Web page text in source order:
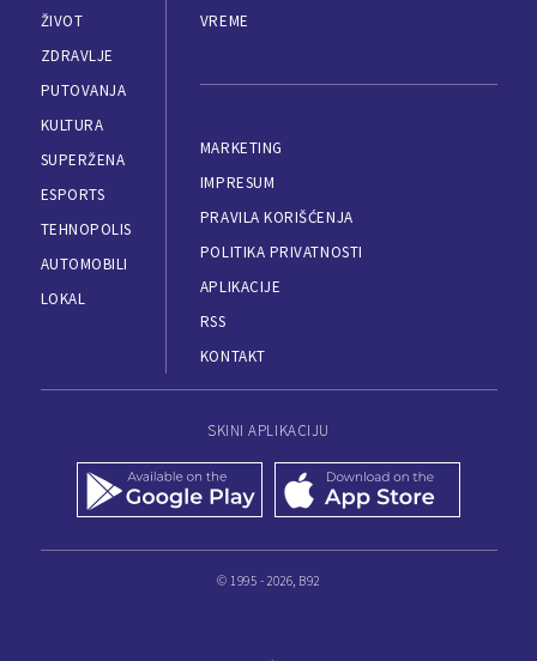
ŽIVOT
ZDRAVLJE
PUTOVANJA
KULTURA
SUPERŽENA
ESPORTS
TEHNOPOLIS
AUTOMOBILI
LOKAL
VREME
MARKETING
IMPRESUM
PRAVILA KORIŠĆENJA
POLITIKA PRIVATNOSTI
APLIKACIJE
RSS
KONTAKT
SKINI APLIKACIJU
© 1995 - 2026, B92